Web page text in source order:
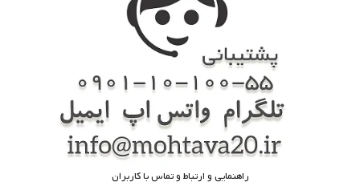
راهنمایی و ارتباط و تماس با کاربران